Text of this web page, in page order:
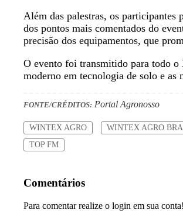
Além das palestras, os participantes
dos pontos mais comentados do
precisão dos equipamentos, que
O evento foi transmitido para todo o
moderno em tecnologia de solo e as
FONTE/CRÉDITOS: Portal Agronosso
WINTEX AGRO WINTEX AGRO
TOP FM
Comentários
Para comentar realize o login em sua conta!